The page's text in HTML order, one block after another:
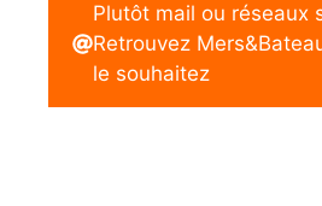
Plutôt mail ou réseaux
Retrouvez
le souhaitez